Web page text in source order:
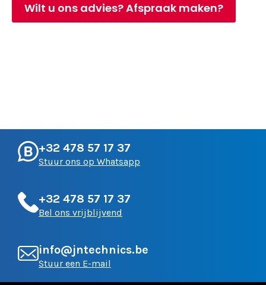
Wilt u ons advies? Afspraak maken?
+32 478 57 17 37
Stuur ons op Whatsapp
+32 478 57 17 37
Bel ons vrijblijvend
info@jntechnics.be
Stuur een E-mail